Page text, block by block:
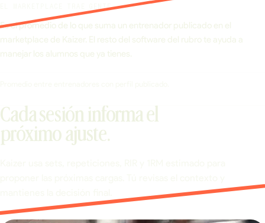
EL MARKETPLACE TRAE GENTE
Es el promedio de lo que suma un entrenador publicado en el
marketplace de Kaizer. El resto del software del rubro te ayuda a
manejar los alumnos que ya tienes.
Cada sesión informa el
próximo ajuste.